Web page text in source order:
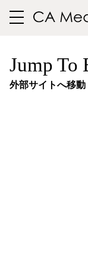
toggle
Jump To
外部サイトへ移動